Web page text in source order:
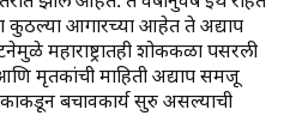
आगारच्या आहेत ते अद्याप
महाराष्ट्रातही शोककळा पसरली
मृतकांची माहिती अद्याप समजू
बचावकार्य सुरु असल्याची